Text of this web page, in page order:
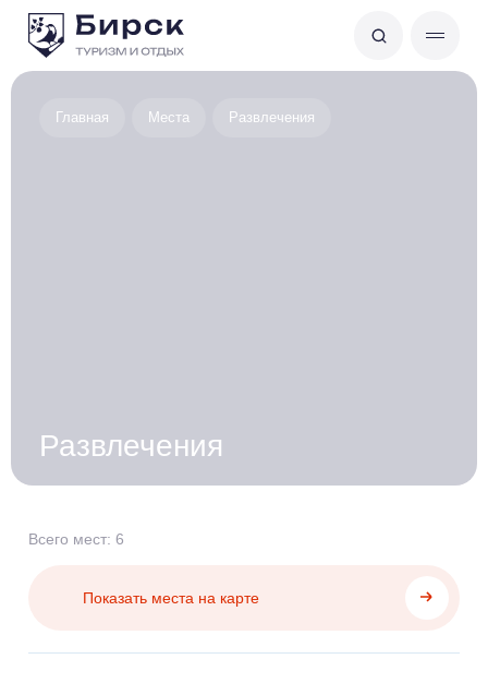
Главная Места Развлечения
Развлечения
Всего мест: 6
Показать места на карте